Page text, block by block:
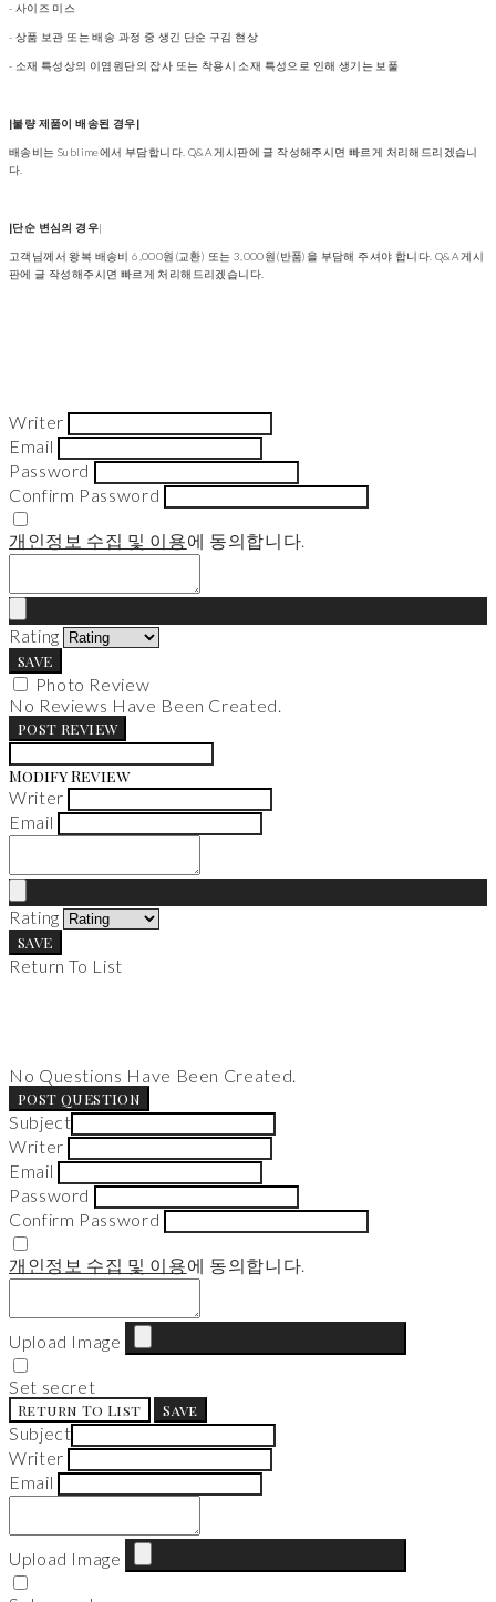
- 사이즈 미스
- 상품 보관 또는 배송 과정 중 생긴 단순 구김 현상
- 소재 특성상의 이염원단의 잡사 또는 착용시 소재 특성으로 인해 생기는 보풀
|불량 제품이 배송된 경우|
배송비는 Sublime에서 부담합니다. Q&A 게시판에 글 작성해주시면 빠르게 처리해드리겠습니
다.
|단순 변심의 경우|
고객님께서 왕복 배송비 6,000원(교환) 또는 3,000원(반품)을 부담해 주셔야 합니다. Q&A 게시
판에 글 작성해주시면 빠르게 처리해드리겠습니다.
Writer
Email
Password
Confirm Password
개인정보 수집 및 이용에 동의합니다.
Rating
SAVE
Photo Review
No Reviews Have Been Created.
POST REVIEW
Modify Review
Writer
Email
Rating
SAVE
Return To List
No Questions Have Been Created.
POST QUESTION
Subject
Writer
Email
Password
Confirm Password
개인정보 수집 및 이용에 동의합니다.
Upload Image
Set secret
Return To List Save
Subject
Writer
Email
Upload Image